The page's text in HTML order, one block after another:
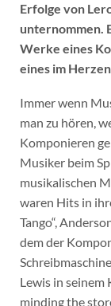
Erfolge von
unternommen.
Werke eines
eines im
Immer wenn
man zu hören,
Komponieren
Musiker beim
musikalischen
waren Hits in
Tango“,
dem der
Lewis in seinem
minding the